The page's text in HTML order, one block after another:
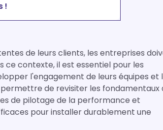
!
de leurs clients, les entreprises
ce contexte, il est essentiel pour les
l'engagement de leurs équipes et
de revisiter les fondamentaux
de pilotage de la performance et
pour installer durablement une